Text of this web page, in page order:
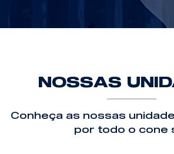
NOSSAS
Conheça as nossas
por todo o cone